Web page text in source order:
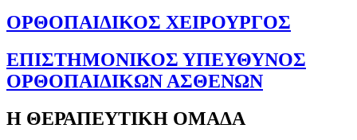
ΟΡΘΟΠΑΙΔΙΚΟΣ ΧΕΙΡΟΥΡΓΟΣ
ΕΠΙΣΤΗΜΟΝΙΚΟΣ ΥΠΕΥΘΥΝΟΣ
ΟΡΘΟΠΑΙΔΙΚΩΝ ΑΣΘΕΝΩΝ
Η ΘΕΡΑΠΕΥΤΙΚΗ ΟΜΑΔΑ